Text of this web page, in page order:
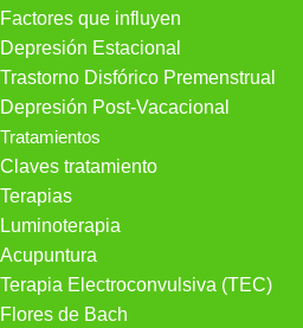
Factores que influyen
Depresión Estacional
Trastorno Disfórico Premenstrual
Depresión Post-Vacacional
Tratamientos
Claves tratamiento
Terapias
Luminoterapia
Acupuntura
Terapia Electroconvulsiva (TEC)
Flores de Bach